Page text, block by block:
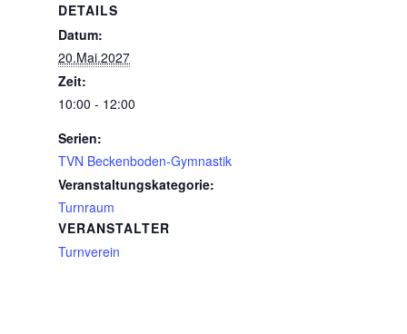
DETAILS
Datum:
20.Mai.2027
Zeit:
10:00 - 12:00
Serien:
TVN Beckenboden-Gymnastik
Veranstaltungskategorie:
Turnraum
VERANSTALTER
Turnverein